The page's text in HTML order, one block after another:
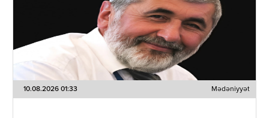
10.08.2026 01:33 Mədəniyyət